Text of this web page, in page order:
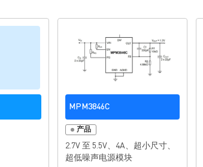
MPM3846C
产品
2.7V 至 5.5V、4A、超小尺寸、
超低噪声电源模块